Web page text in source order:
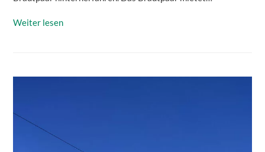
Weiter lesen